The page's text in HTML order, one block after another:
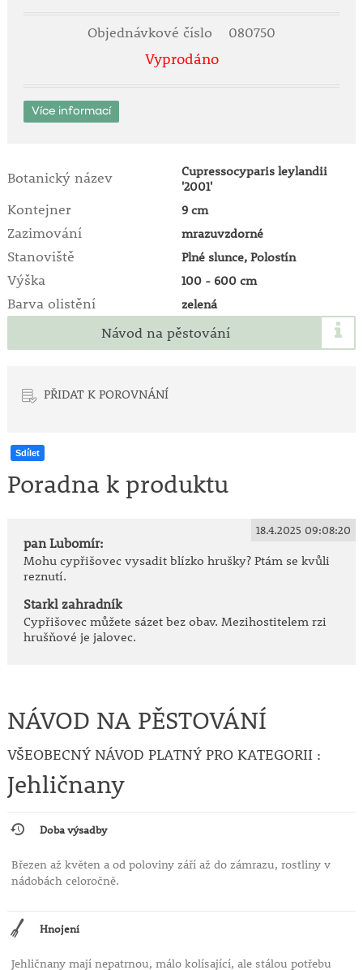
Objednávkové číslo 080750
Vyprodáno
Více informací
Botanický název
Cupressocyparis leylandii
'2001'
Kontejner 9 cm
Zazimování mrazuvzdorné
Stanoviště Plné slunce, Polostín
Výška 100 - 600 cm
Barva olistění zelená
Návod na pěstování
PŘIDAT K POROVNÁNÍ
Sdílet
Poradna k produktu
18.4.2025 09:08:20
pan Lubomír:
Mohu cypřišovec vysadit blízko hrušky? Ptám se kvůli
reznutí.
Starkl zahradník
Cypřišovec můžete sázet bez obav. Mezihostitelem rzi
hrušňové je jalovec.
NÁVOD NA PĚSTOVÁNÍ
VŠEOBECNÝ NÁVOD PLATNÝ PRO KATEGORII :
Jehličnany
Doba výsadby
Březen až květen a od poloviny září až do zámrazu, rostliny v
nádobách celoročně.
Hnojení
Jehličnany mají nepatrnou, málo kolísající, ale stálou potřebu